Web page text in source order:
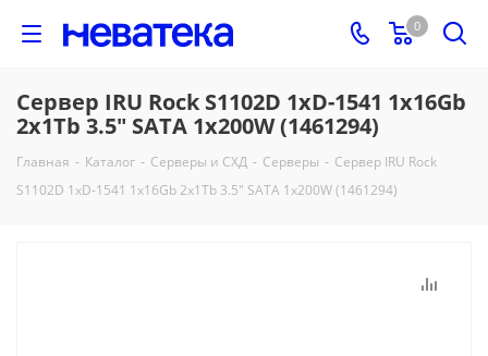
0
Сервер IRU Rock S1102D 1xD-1541 1x16Gb
2x1Tb 3.5" SATA 1x200W (1461294)
Главная - Каталог - Серверы и СХД - Серверы - Сервер IRU Rock
S1102D 1xD-1541 1x16Gb 2x1Tb 3.5" SATA 1x200W (1461294)